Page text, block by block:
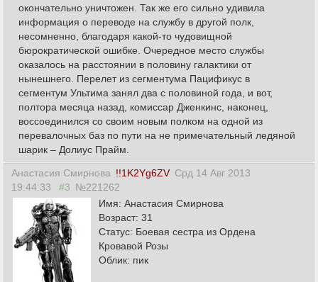
окончательно уничтожен. Так же его сильно удивила
информация о переводе на службу в другой полк,
несомненно, благодаря какой-то чудовищной
бюрократической ошибке. Очередное место службы
оказалось на расстоянии в половину галактики от
нынешнего. Перелет из сегментума Пацификус в
сегментум Ультима занял два с половиной года, и вот,
полтора месяца назад, комиссар Дженкинс, наконец,
воссоединился со своим новым полком на одной из
перевалочных баз по пути на не примечательный ледяной
шарик – Долиус Прайм.
Анастасия Смирнова !!1K2Yg6ZV Срд 14 Авг 2013
19:44:33
#3 №221262
Имя: Анастасия Смирнова
Возраст: 31
Статус: Боевая сестра из Ордена
Кровавой Розы
Облик: пик